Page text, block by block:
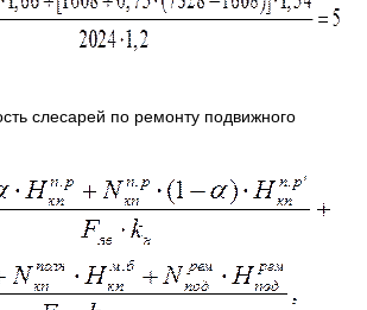
слесарей по ремонту подвижного